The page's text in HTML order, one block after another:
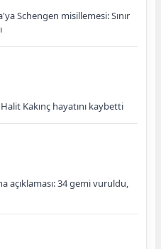
Schengen misillemesi: Sınır
Kakınç hayatını kaybetti
açıklaması: 34 gemi vuruldu,